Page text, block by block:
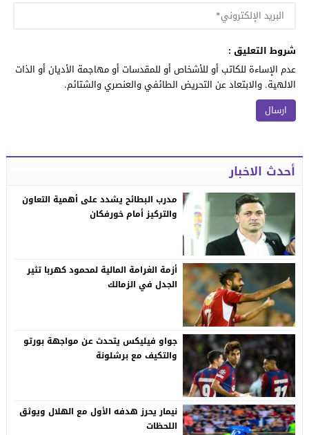
شروط التعليق :
عدم الإساءة للكاتب أو للأشخاص أو للمقدسات أو مهاجمة الأديان أو الذات
الالهية. والابتعاد عن التحريض الطائفي والعنصري والشتائم.
أحدث الاخبار
مدرب البطائح يشدد على أهمية التعاون
والتركيز أمام خورفكان
أزمة الغرامة المالية لمحمود كهربا تثير
الجدل في الزمالك
جواو فيليكس يتحدث عن مواجهة بورتو
والتكيف مع برشلونة
نيمار يحرز هدفه الأول مع الهلال ويوثق
اللحظات